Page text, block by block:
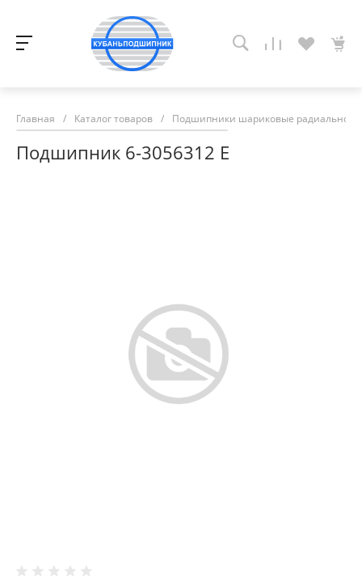
Главная / Каталог товаров / Подшипники шариковые радиально-
Подшипник 6-3056312 Е